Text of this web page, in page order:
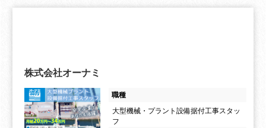
株式会社オーナミ
職種
大型機械・プラント設備据付工事スタッ
フ